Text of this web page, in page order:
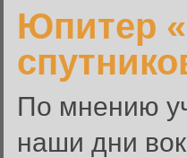
Юпитер
По мнению
наши дни